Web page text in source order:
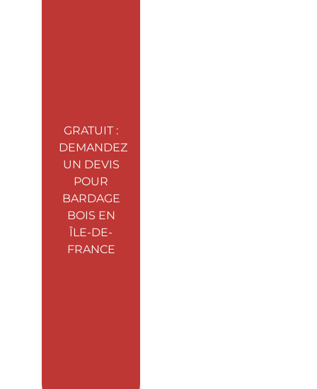
GRATUIT :
DEMANDEZ
UN DEVIS
POUR
BARDAGE
BOIS EN
ÎLE-DE-
FRANCE